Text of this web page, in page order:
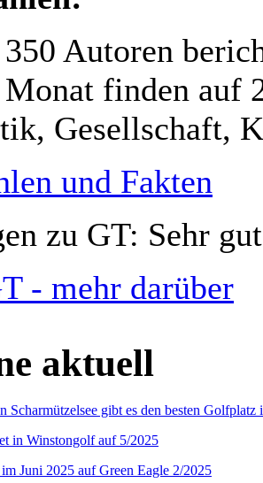
Autoren
finden auf
Gesellschaft,
und Fakten
zu GT: Sehr
- mehr darüber
aktuell
Scharmützelsee gibt es den besten
in Winstongolf auf 5/2025
Juni 2025 auf Green Eagle 2/2025